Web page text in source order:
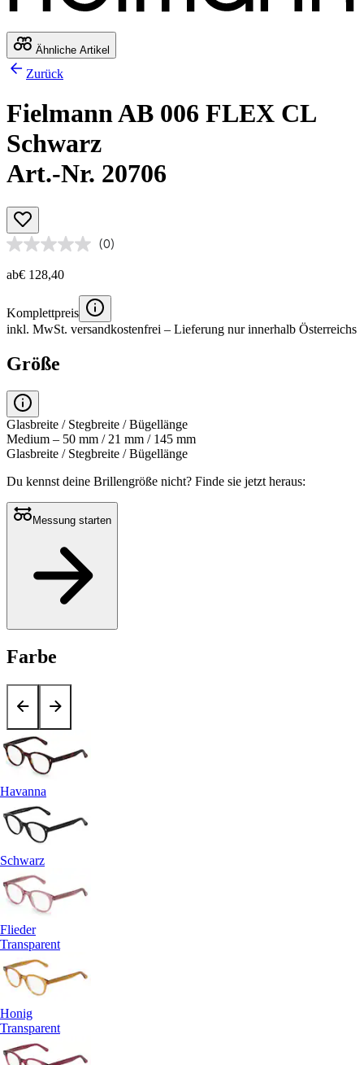
Ähnliche Artikel
Zurück
Fielmann AB 006 FLEX CL
Schwarz
Art.-Nr. 20706
(0)
ab€ 128,40
Komplettpreis
inkl. MwSt. versandkostenfrei – Lieferung nur innerhalb Österreichs
Größe
Glasbreite / Stegbreite / Bügellänge
Medium – 50 mm / 21 mm / 145 mm
Glasbreite / Stegbreite / Bügellänge
Du kennst deine Brillengröße nicht? Finde sie jetzt heraus:
Messung starten
Farbe
Havanna
Schwarz
Flieder
Transparent
Honig
Transparent